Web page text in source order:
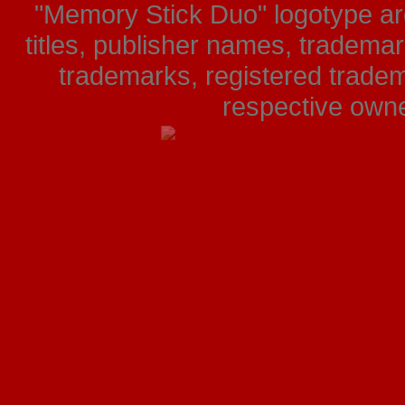
"Memory Stick Duo" logotype
titles, publisher names,
trademarks, registered
respective